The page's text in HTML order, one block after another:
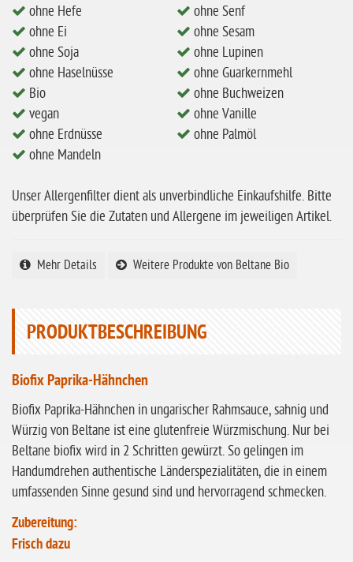
ohne Mandeln
ohne Milch
ohne Hafer
ohne Zuckerzusatz
ohne Reis
ohne Mais
ohne Sesam
ohne Guarkernmehl
ohne Vanille
ohne Sellerie
glutenfrei
ohne
Sonnenblumen
ohne Palmöl
ohne Hefe
ohne Ei
ohne Soja
ohne Haselnüsse
Bio
vegan
ohne Erdnüsse
ohne Mandeln
ohne Senf
ohne Sesam
ohne Lupinen
ohne Guarkernmehl
ohne Buchweizen
ohne Vanille
ohne Palmöl
Unser Allergenfilter dient als unverbindliche Einkaufshilfe. Bitte
überprüfen Sie die Zutaten und Allergene im jeweiligen Artikel.
Mehr Details Weitere Produkte von Beltane Bio
PRODUKTBESCHREIBUNG
Biofix Paprika-Hähnchen
Biofix Paprika-Hähnchen in ungarischer Rahmsauce, sahnig und
Würzig von Beltane ist eine glutenfreie Würzmischung. Nur bei
Beltane biofix wird in 2 Schritten gewürzt. So gelingen im
Handumdrehen authentische Länderspezialitäten, die in einem
umfassenden Sinne gesund sind und hervorragend schmecken.
Zubereitung:
Frisch dazu